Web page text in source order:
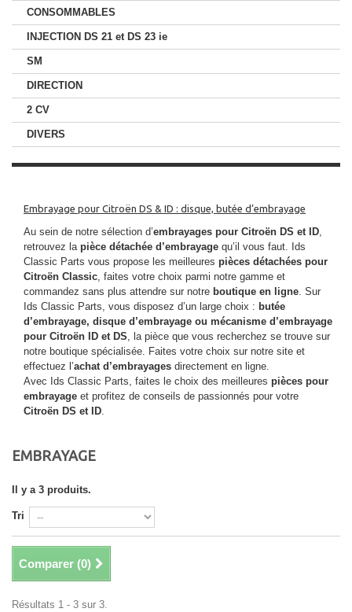
CONSOMMABLES
INJECTION DS 21 et DS 23 ie
SM
DIRECTION
2 CV
DIVERS
Embrayage pour Citroën DS & ID : disque, butée d’embrayage
Au sein de notre sélection d’embrayages pour Citroën DS et ID,
retrouvez lapièce détachée d’embrayage qu’il vous faut. Ids
Classic Parts vous propose les meilleures pièces détachées pour
Citroën Classic, faites votre choix parmi notre gamme et
commandez sans plus attendre sur notre boutique en ligne. Sur
Ids Classic Parts, vous disposez d’un large choix : butée
d’embrayage, disque d’embrayage ou mécanisme d’embrayage
pour Citroën ID et DS, la pièce que vous recherchez se trouve sur
notre boutique spécialisée. Faites votre choix sur notre site et
effectuez l’achat d’embrayages directement en ligne.
Avec Ids Classic Parts, faites le choix des meilleures pièces pour
embrayage et profitez de conseils de passionnés pour votre
Citroën DS et ID.
EMBRAYAGE
Il y a 3 produits.
Tri
Comparer (0)
Résultats 1 - 3 sur 3.